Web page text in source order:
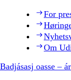
For
Om
Badjásasj oasse –